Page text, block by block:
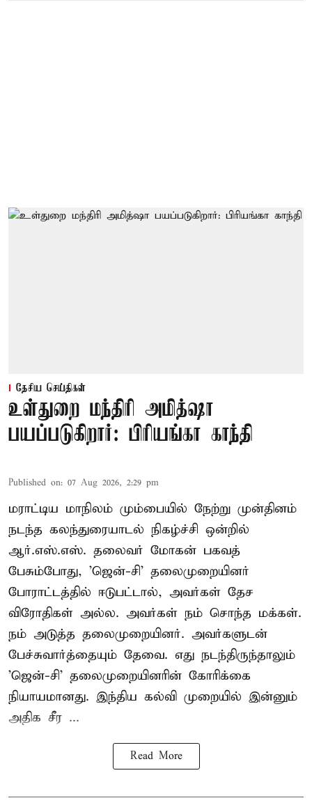
தேசிய செய்திகள்
உள்துறை மந்திரி அமித்ஷா
பயப்படுகிறார்: பிரியங்கா காந்தி
Published on: 07 Aug 2026, 2:29 pm
மராட்டிய மாநிலம் மும்பையில் நேற்று முன்தினம்
நடந்த கலந்துரையாடல் நிகழ்ச்சி ஒன்றில்
ஆர்.எஸ்.எஸ். தலைவர் மோகன் பகவத்
பேசும்போது, 'ஜென்-சி' தலைமுறையினர்
போராட்டத்தில் ஈடுபட்டால், அவர்கள் தேச
விரோதிகள் அல்ல. அவர்கள் நம் சொந்த மக்கள்.
நம் அடுத்த தலைமுறையினர். அவர்களுடன்
பேச்சுவார்த்தையும் தேவை. எது நடந்திருந்தாலும்
'ஜென்-சி' தலைமுறையினரின் கோரிக்கை
நியாயமானது. இந்திய கல்வி முறையில் இன்னும்
அதிக சீர ...
Read More